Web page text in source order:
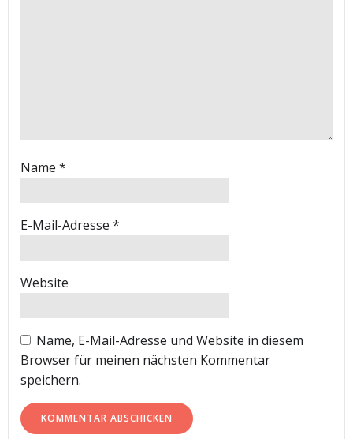
Name *
E-Mail-Adresse *
Website
Name, E-Mail-Adresse und Website in diesem
Browser für meinen nächsten Kommentar
speichern.